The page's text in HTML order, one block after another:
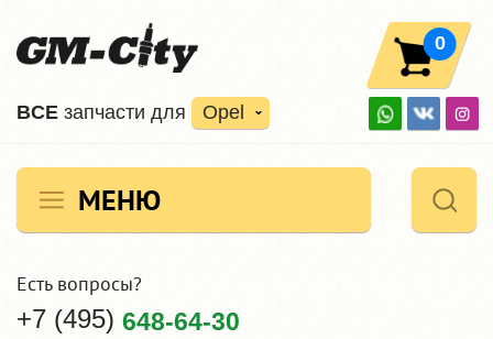
ВCE запчасти для Opel
0
МЕНЮ
Есть вопросы?
+7 (495) 648-64-30